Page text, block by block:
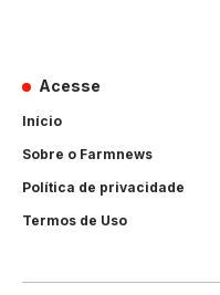
Acesse
Início
Sobre o Farmnews
Política de privacidade
Termos de Uso